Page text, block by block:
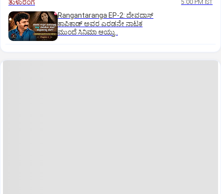
ತುಳುರಂಗ 5:00 PM IST
Rangantaranga EP-2: ದೇವದಾಸ್
ಕಾಪಿಕಾಡ್‌ ಅವರ ಎರಡನೇ ನಾಟಕ
ಮುಂದೆ ಸಿನಿಮಾ ಆಯ್ತು..